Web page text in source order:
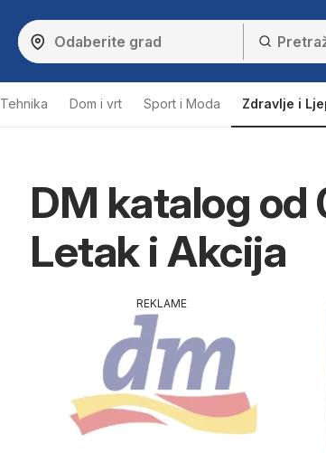
Tehnika Dom i vrt Sport i Moda Zdravlje i
DM katalog od
Letak i Akcija
REKLAME